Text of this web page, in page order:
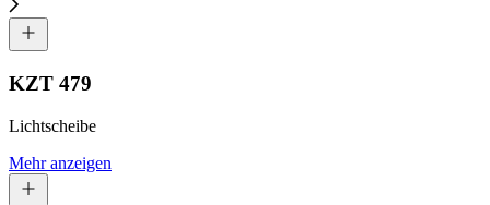
KZT 479
Lichtscheibe
Mehr anzeigen